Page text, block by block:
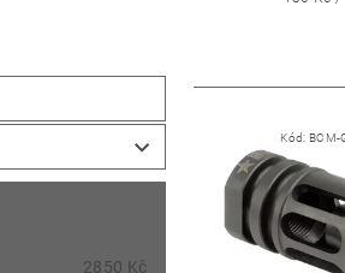
2850 Kč
Kód: BCM-